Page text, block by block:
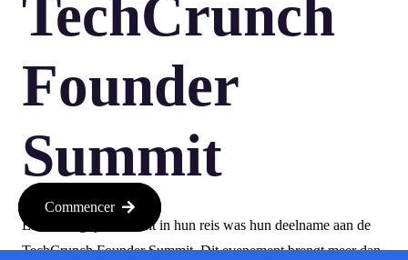
TechCrunch
Founder
Summit
Een belangrijk moment in hun reis was hun deelname aan de
TechCrunch Founder Summit. Dit evenement brengt meer dan
Commencer